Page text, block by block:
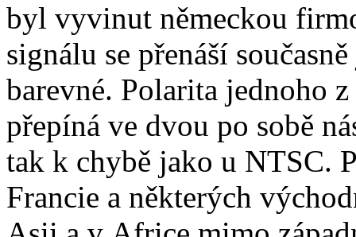
byl vyvinut německou
signálu se přenáší
barevné. Polarita jednoho
přepíná ve dvou po sobě
tak k chybě jako u NTSC.
Francie a některých